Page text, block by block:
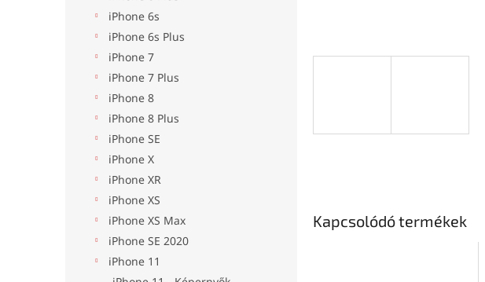
iPhone 6s
iPhone 6s Plus
iPhone 7
iPhone 7 Plus
iPhone 8
iPhone 8 Plus
iPhone SE
iPhone X
iPhone XR
iPhone XS
iPhone XS Max
iPhone SE 2020
iPhone 11
Kapcsolódó termékek